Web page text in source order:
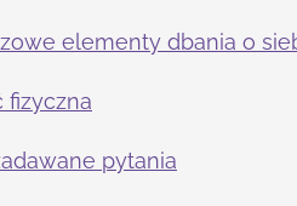
elementy dbania o
fizyczna
pytania